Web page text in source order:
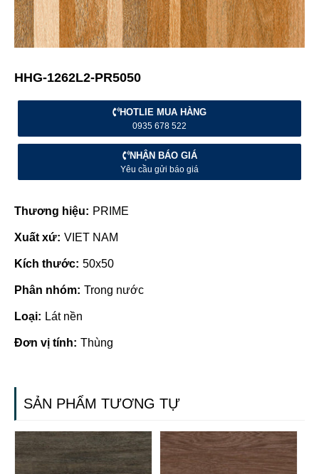
HHG-1262L2-PR5050
HOTLIE MUA HÀNG
0935 678 522
NHẬN BÁO GIÁ
Yêu cầu gửi báo giá
Thương hiệu: PRIME
Xuất xứ: VIET NAM
Kích thước: 50x50
Phân nhóm: Trong nước
Loại: Lát nền
Đơn vị tính: Thùng
SẢN PHẨM TƯƠNG TỰ